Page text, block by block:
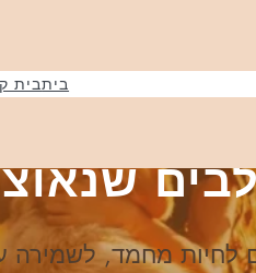
ביתבית
לחיות מחמד,